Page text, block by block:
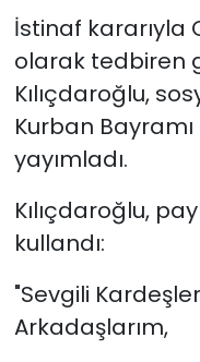
İstinaf kararıyla
olarak tedbiren
Kılıçdaroğlu,
Kurban Bayramı
yayımladı.
Kılıçdaroğlu,
kullandı:
"Sevgili
Arkadaşlarım,